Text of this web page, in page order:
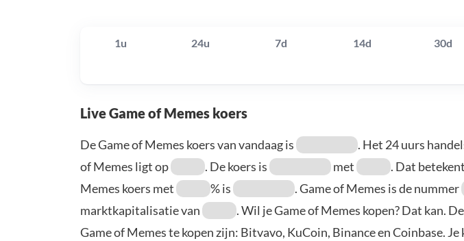
1u 24u 7d 14d 30d
Live Game of Memes koers
De Game of Memes koers van vandaag is
. Het 24 uurs
of Memes ligt op
. De koers is met
. Dat
Memes koers met
% is . Game of Memes is de nummer
marktkapitalisatie van
. Wil je Game of Memes kopen? Dat kan.
Game of Memes te kopen zijn: Bitvavo, KuCoin, Binance en Coinbase.